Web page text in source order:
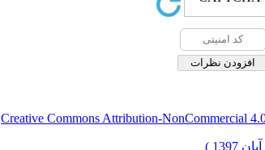
Creative Commons Attribution-NonCommercial